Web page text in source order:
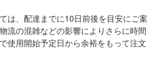
は、配達までに10日前後を目安にご案
流の混雑などの影響によりさらに時間
使用開始予定日から余裕をもって注文